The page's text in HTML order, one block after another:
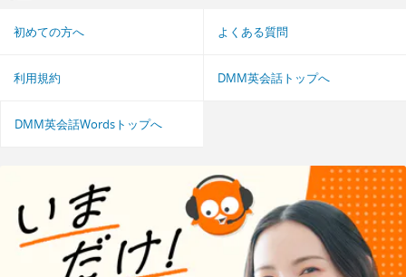
初めての方へ よくある質問
利用規約 DMM英会話トップへ
DMM英会話Wordsトップへ